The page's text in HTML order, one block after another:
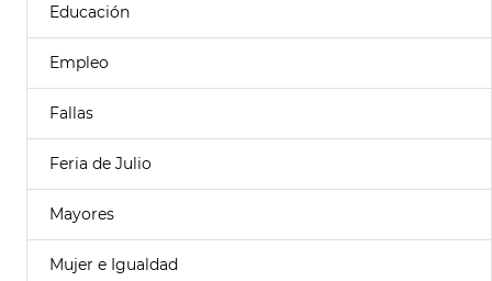
Educación
Empleo
Fallas
Feria de Julio
Mayores
Mujer e Igualdad